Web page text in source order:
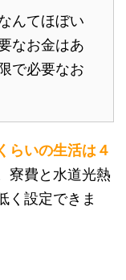
んてほぼい
なお金はあ
で必要なお
らいの生活は４
寮費と水道光熱
く設定できま